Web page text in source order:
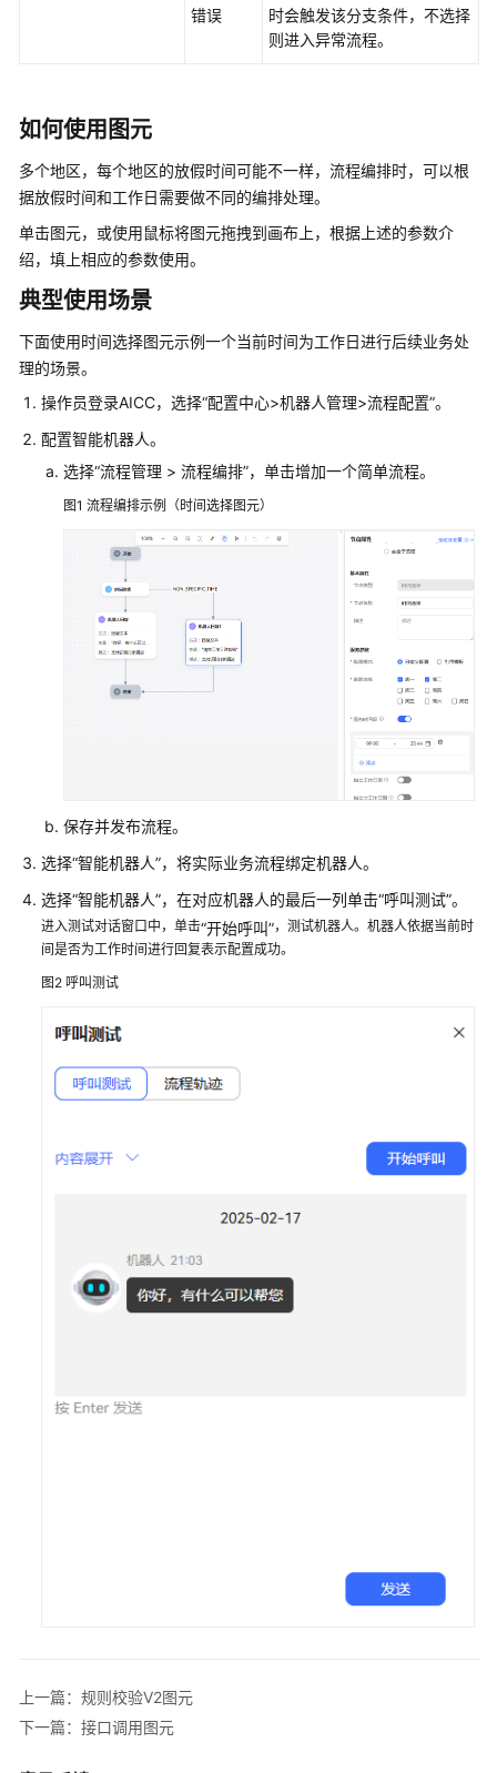
启
人
工
服
务
配
移
动
客
配
置
道
置
南
快
速
门
配
置
智
器
述
配
预
机
器
错误
时会触发该分支条件，不选择
则进入异常流程。
如何使用图元
多个地区，每个地区的放假时间可能不一样，流程编排时，可以根
据放假时间和工作日需要做不同的编排处理。
单击图元，或使用鼠标将图元拖拽到画布上，根据上述的参数介
绍，填上相应的参数使用。
典型使用场景
下面使用时间选择图元示例一个当前时间为工作日进行后续业务处
理的场景。
操作员登录AICC，选择“配置中心>机器人管理>流程配置”。
配置智能机器人。
选择“流程管理 > 流程编排”，单击增加一个简单流程。
图1 流程编排示例（时间选择图元）
保存并发布流程。
选择“智能机器人”，将实际业务流程绑定机器人。
选择“智能机器人”，在对应机器人的最后一列单击“呼叫测试”。
进入测试对话窗口中，单击“开始呼叫”，测试机器人。机器人依据当前时
间是否为工作时间进行回复表示配置成功。
图2 呼叫测试
上一篇：规则校验V2图元
下一篇：接口调用图元